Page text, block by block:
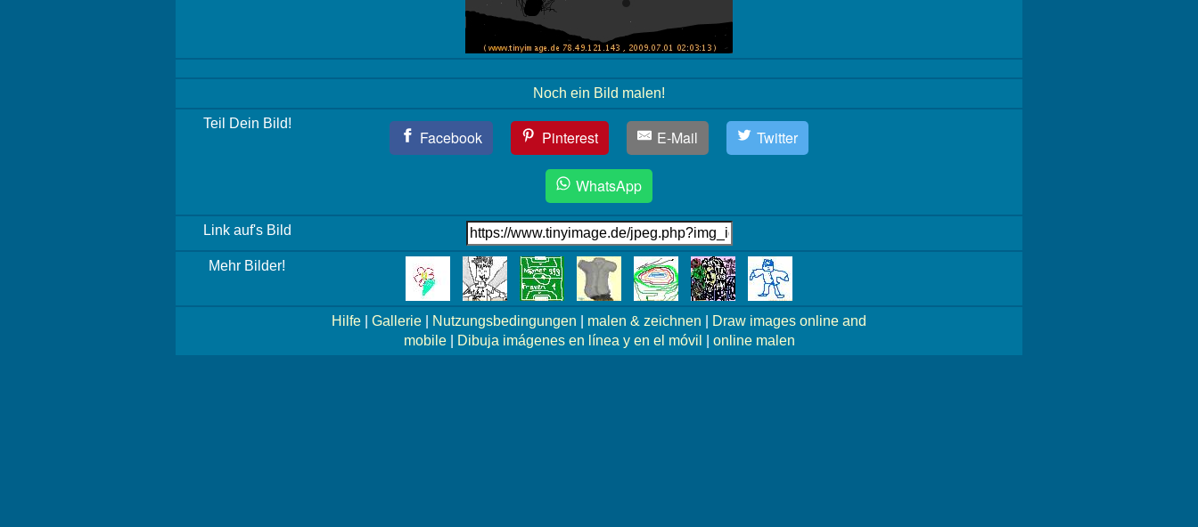
Noch ein Bild malen!
Teil Dein Bild!
Facebook Pinterest E-Mail Twitter
WhatsApp
Link auf's Bild
Mehr Bilder!
Hilfe Gallerie Nutzungsbedingungen malen & zeichnen
Draw images online and
mobile| Dibuja imágenes en línea y en el móvil online malen